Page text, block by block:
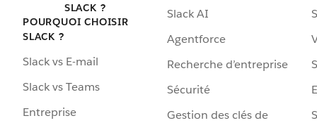
SLACK ?
POURQUOI CHOISIR
SLACK ?
Slack vs E-mail
Slack vs Teams
Entreprise
Slack AI
Agentforce
Recherche d’entreprise
Sécurité
Gestion des clés de